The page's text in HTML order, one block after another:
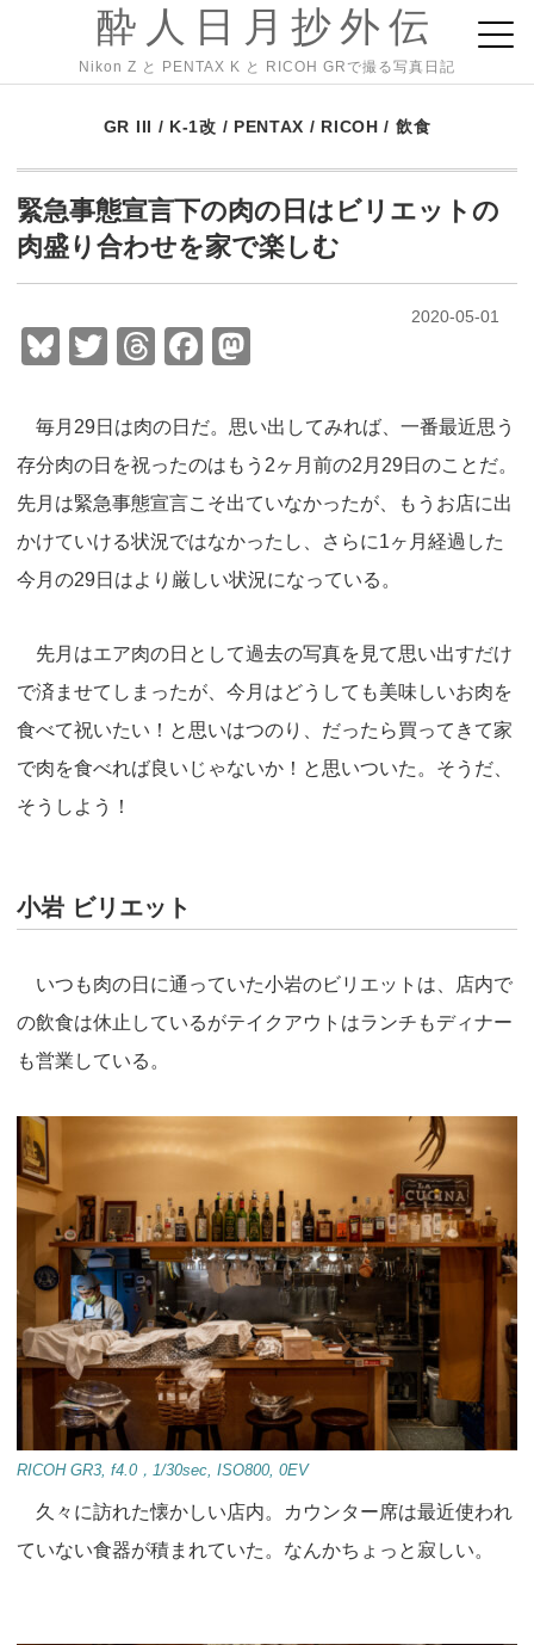
酔人日月抄外伝
Nikon Z と PENTAX K と RICOH GRで撮る写真日記
GR III / K-1改 / PENTAX / RICOH / 飲食
緊急事態宣言下の肉の日はビリエットの
肉盛り合わせを家で楽しむ
2020-05-01
Bl
e
sk
y
T
tt
er
T
e
a
d
s
F
c
e
b
o
o
st
o
d
o
n
毎月29日は肉の日だ。思い出してみれば、一番最近思う
存分肉の日を祝ったのはもう2ヶ月前の2月29日のことだ。
先月は緊急事態宣言こそ出ていなかったが、もうお店に出
かけていける状況ではなかったし、さらに1ヶ月経過した
今月の29日はより厳しい状況になっている。
先月はエア肉の日として過去の写真を見て思い出すだけ
で済ませてしまったが、今月はどうしても美味しいお肉を
食べて祝いたい！と思いはつのり、だったら買ってきて家
で肉を食べれば良いじゃないか！と思いついた。そうだ、
そうしよう！
小岩 ビリエット
いつも肉の日に通っていた小岩のビリエットは、店内で
の飲食は休止しているがテイクアウトはランチもディナー
も営業している。
RICOH GR3, f4.0，1/30sec, ISO800, 0EV
久々に訪れた懐かしい店内。カウンター席は最近使われ
ていない食器が積まれていた。なんかちょっと寂しい。